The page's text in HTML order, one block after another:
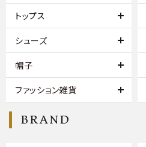
トップス
シューズ
帽子
ファッション雑貨
BRAND